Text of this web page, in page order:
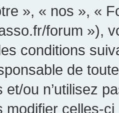
», « nos », «
forum »),
conditions
de
et/ou n’utilisez
modifier celles-